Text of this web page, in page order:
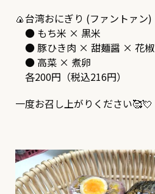
🍙台湾おにぎり (ファントァン)
● もち米 × 黒米
● 豚ひき肉 × 甜麺醤 × 花椒
● 高菜 × 煮卵
各200円（税込216円）
一度お召し上がりください🥰💘